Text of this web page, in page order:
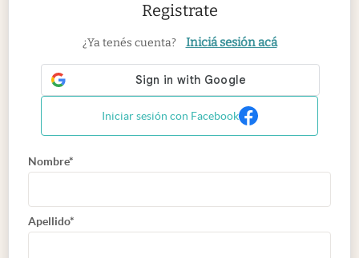
Registrate
¿Ya tenés cuenta? Iniciá sesión acá
Iniciar sesión con Facebook
Nombre*
Apellido*